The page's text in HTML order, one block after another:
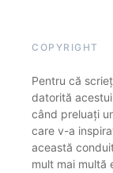
COPYRIGHT
Pentru că
datorită
când preluați
care v-a
această
mult mai multă